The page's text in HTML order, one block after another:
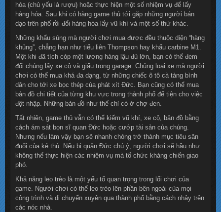
hóa (chủ yếu là rượu) hoặc thực hiện một số nhiệm vụ để lấy
hàng hóa. Sau khi có hàng game thủ tới gặp những người bán
dạo trên phố rồi đổi hàng hóa lấy vũ khí và một số thứ khác.
Những khẩu súng mà người chơi mua được đều thuộc diện “hàng
khủng”, chẳng hạn như tiểu liên Thompson hay khẩu carbine M1.
Một khi đã tích cóp một lượng hàng lậu đủ lớn, bạn có thể đem
đổi chúng lấy xe cộ và giấu trong garage. Chủng loại xe mà người
chơi có thể mua khá đa dạng, từ những chiếc ô tô cà tàng bình
dân cho tới xe bọc thép của phát xít Đức. Bạn cũng có thể mua
bản đồ chi tiết của từng khu vực trong thành phố để tiện cho việc
đột nhập. Những bản đồ như thế chỉ có ở chợ đen.
Tất nhiên, game thủ vẫn có thể kiếm vũ khí, xe cộ, bản đồ bằng
cách ám sát bọn sĩ quan Đức hoặc cướp tài sản của chúng.
Nhưng nếu làm vậy bạn sẽ nhanh chóng trở thành mục tiêu săn
đuổi của kẻ thù. Nếu bị quân Đức chú ý, người chơi sẽ hầu như
không thể thực hiện các nhiệm vụ mà tổ chức kháng chiến giao
phó.
Khả năng leo trèo là một yếu tố quan trọng trong lối chơi của
game. Người chơi có thể leo trèo lên phần bên ngoài của mọi
công trình và di chuyển xuyên qua thành phố bằng cách nhảy trên
các nóc nhà.